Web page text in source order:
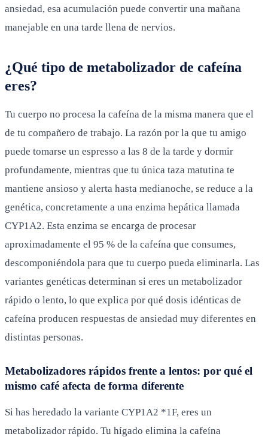
ansiedad, esa acumulación puede convertir una mañana
manejable en una tarde llena de nervios.
¿Qué tipo de metabolizador de cafeína
eres?
Tu cuerpo no procesa la cafeína de la misma manera que el
de tu compañero de trabajo. La razón por la que tu amigo
puede tomarse un espresso a las 8 de la tarde y dormir
profundamente, mientras que tu única taza matutina te
mantiene ansioso y alerta hasta medianoche, se reduce a la
genética, concretamente a una enzima hepática llamada
CYP1A2. Esta enzima se encarga de procesar
aproximadamente el 95 % de la cafeína que consumes,
descomponiéndola para que tu cuerpo pueda eliminarla. Las
variantes genéticas determinan si eres un metabolizador
rápido o lento, lo que explica por qué dosis idénticas de
cafeína producen respuestas de ansiedad muy diferentes en
distintas personas.
Metabolizadores rápidos frente a lentos: por qué el
mismo café afecta de forma diferente
Si has heredado la variante CYP1A2 *1F, eres un
metabolizador rápido. Tu hígado elimina la cafeína